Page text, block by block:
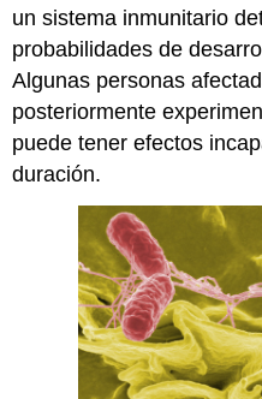
un sistema inmunitario
probabilidades de
Algunas personas
posteriormente
puede tener efectos
duración.